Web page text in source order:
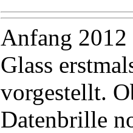
Anfang
Glass
vorgestellt.
Datenbrille